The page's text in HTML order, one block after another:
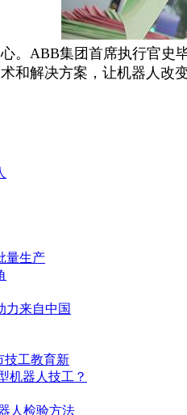
。ABB集团首席执行官
和解决方案，让机器人改
量生产
力来自中国
技工教育新
机器人技工？
人检验方法